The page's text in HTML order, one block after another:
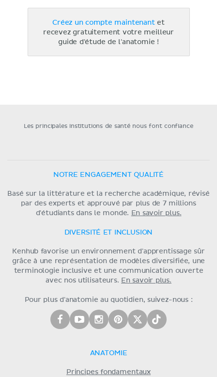
Créez un compte maintenantet
recevez gratuitement votre meilleur
guide d'étude de l'anatomie !
Les principales institutions de santé nous font confiance
NOTRE ENGAGEMENT QUALITÉ
Basé sur la littérature et la recherche académique, révisé
par des experts et approuvé par plus de 7 millions
d'étudiants dans le monde. En savoir plus.
DIVERSITÉ ET INCLUSION
Kenhub favorise un environnement d'apprentissage sûr
grâce à une représentation de modèles diversifiée, une
terminologie inclusive et une communication ouverte
avec nos utilisateurs. En savoir plus.
Pour plus d'anatomie au quotidien, suivez-nous :
ANATOMIE
Principes fondamentaux